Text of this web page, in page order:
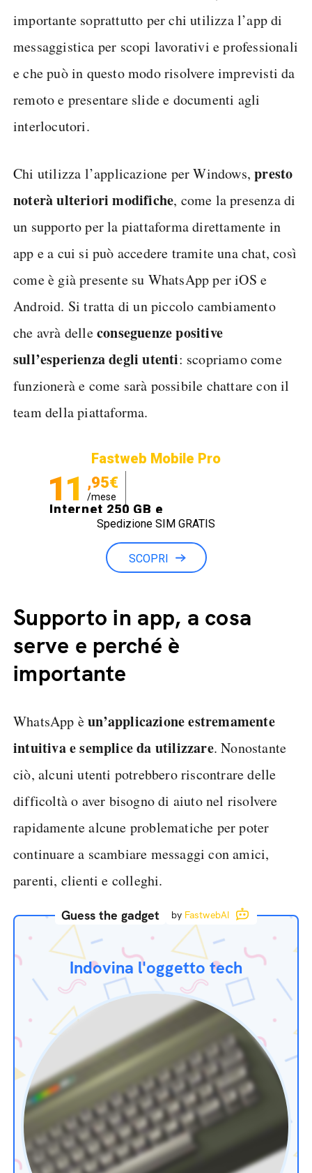
importante soprattutto per chi utilizza l’app di
messaggistica per scopi lavorativi e professionali
e che può in questo modo risolvere imprevisti da
remoto e presentare slide e documenti agli
interlocutori.
Chi utilizza l’applicazione per Windows,presto
noterà ulteriori modifiche, come la presenza di
un supporto per la piattaforma direttamente in
app e a cui si può accedere tramite una chat, così
come è già presente su WhatsApp per iOS e
Android. Si tratta di un piccolo cambiamento
che avrà delleconseguenze positive
sull’esperienza degli utenti: scopriamo come
funzionerà e come sarà possibile chattare con il
team della piattaforma.
Fastweb Mobile Pro
11 ,95€
/mese
Internet 250 GB e
Minuti illimitati
Spedizione SIM GRATIS
SCOPRI
Supporto in app, a cosa
serve e perché è
importante
WhatsApp èun’applicazione estremamente
intuitiva e semplice da utilizzare. Nonostante
ciò, alcuni utenti potrebbero riscontrare delle
difficoltà o aver bisogno di aiuto nel risolvere
rapidamente alcune problematiche per poter
continuare a scambiare messaggi con amici,
parenti, clienti e colleghi.
Guess the gadget by FastwebAI
Indovina l'oggetto tech